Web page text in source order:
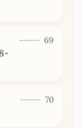
69
70